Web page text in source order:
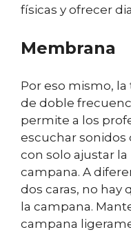
físicas y ofrecer
Membrana
Por eso mismo,
de doble
permite a los
escuchar
con solo ajustar
campana. A
dos caras, no hay
la campana.
campana